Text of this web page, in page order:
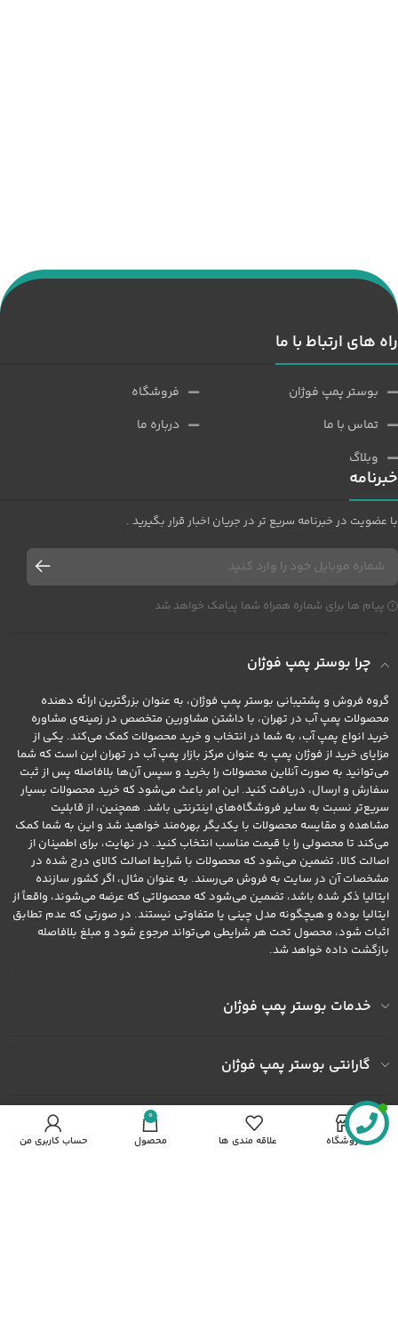
راه های ارتباط با ما
بوستر پمپ فوژان
تماس با ما
وبلاگ
فروشگاه
درباره ما
خبرنامه
با عضویت در خبرنامه سریع تر در جریان اخبار قرار بگیرید .
پیام ها برای شماره همراه شما پیامک خواهد شد
چرا بوستر پمپ فوژان
گروه فروش و پشتیبانی بوستر پمپ فوژان، به عنوان بزرگترین ارائه دهنده
محصولات پمپ آب در تهران، با داشتن مشاورین متخصص در زمینه‌ی مشاوره
خرید انواع پمپ آب، به شما در انتخاب و خرید محصولات کمک می‌کند. یکی از
مزایای خرید از فوژان پمپ به عنوان مرکز بازار پمپ آب در تهران این است که شما
می‌توانید به صورت آنلاین محصولات را بخرید و سپس آن‌ها بلافاصله پس از ثبت
سفارش و ارسال، دریافت کنید. این امر باعث می‌شود که خرید محصولات بسیار
سریع‌تر نسبت به سایر فروشگاه‌های اینترنتی باشد. همچنین، از قابلیت
مشاهده و مقایسه محصولات با یکدیگر بهره‌مند خواهید شد و این به شما کمک
می‌کند تا محصولی را با قیمت مناسب انتخاب کنید. در نهایت، برای اطمینان از
اصالت کالا، تضمین می‌شود که محصولات با شرایط اصالت کالای درج شده در
مشخصات آن در سایت به فروش می‌رسند. به عنوان مثال، اگر کشور سازنده
ایتالیا ذکر شده باشد، تضمین می‌شود که محصولاتی که عرضه می‌شوند، واقعاً از
ایتالیا بوده و هیچگونه مدل چینی یا متفاوتی نیستند. در صورتی که عدم تطابق
اثبات شود، محصول تحت هر شرایطی می‌تواند مرجوع شود و مبلغ بلافاصله
بازگشت داده خواهد شد.
خدمات بوستر پمپ فوژان
گارانتی بوستر پمپ فوژان
به ما اعتماد کنید
فروشگاه علاقه مندی ها
0
محصول حساب کاربری من